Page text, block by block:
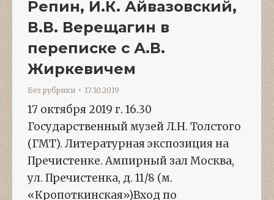
Репин, И.К. Айвазовский,
В.В. Верещагин в
переписке с А.В.
Жиркевичем
Без рубрики 17.10.2019
17 октября 2019 г. 16.30
Государственный музей Л.Н. Толстого
(ГМТ). Литературная экспозиция на
Пречистенке. Ампирный зал Москва,
ул. Пречистенка, д. 11/8 (м.
«Кропоткинская»)Вход по